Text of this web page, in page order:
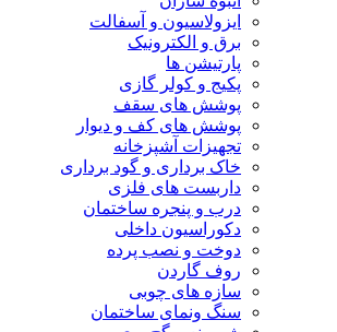
ایزولاسیون و آسفالت
برق و الکترونیک
پارتیشن ها
پکیج و کولر گازی
پوشش های سقف
پوشش های کف و دیوار
تجهیزات آشپزخانه
خاک برداری و گود برداری
داربست های فلزی
درب و پنجره ساختمان
دکوراسیون داخلی
دوخت و نصب پرده
روف گاردن
سازه های چوبی
سنگ ونمای ساختمان